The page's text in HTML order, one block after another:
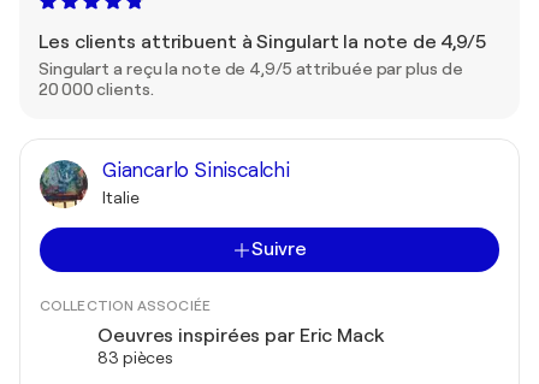
Les clients attribuent à Singulart la note de 4,9/5
Singulart a reçu la note de 4,9/5 attribuée par plus de
20 000 clients.
Giancarlo Siniscalchi
Italie
Suivre
COLLECTION ASSOCIÉE
Oeuvres inspirées par Eric Mack
83 pièces